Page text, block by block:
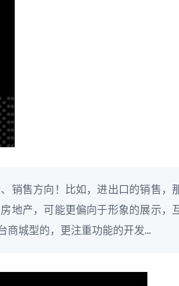
销售方向！比如，进出口的销售，
地产，可能更偏向于形象的展示，
商城型的，更注重功能的开发...